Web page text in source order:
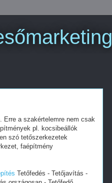
Erre a szakértelemre nem csak
pl. kocsibeállók
szó tetőszerkezetek
faépítmény
Tetőfedés - Tetőjavítás -